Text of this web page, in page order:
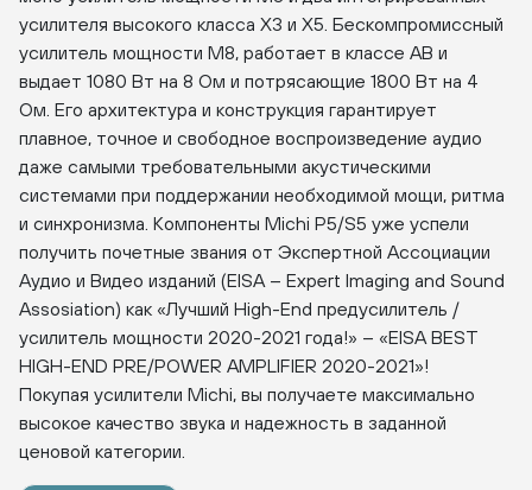
усилителя высокого класса X3 и X5. Бескомпромиссный
усилитель мощности M8, работает в классе AB и
выдает 1080 Вт на 8 Ом и потрясающие 1800 Вт на 4
Ом. Его архитектура и конструкция гарантирует
плавное, точное и свободное воспроизведение аудио
даже самыми требовательными акустическими
системами при поддержании необходимой мощи, ритма
и синхронизма. Компоненты Michi P5/S5 уже успели
получить почетные звания от Экспертной Ассоциации
Аудио и Видео изданий (EISA – Expert Imaging and Sound
Assosiation) как «Лучший High-End предусилитель /
усилитель мощности 2020-2021 года!» – «EISA BEST
HIGH-END PRE/POWER AMPLIFIER 2020-2021»!
Покупая усилители Michi, вы получаете максимально
высокое качество звука и надежность в заданной
ценовой категории.